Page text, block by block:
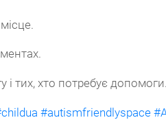
тих, хто потребує допомоги.
#autismfriendlyspace